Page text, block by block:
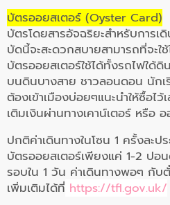
บัตรออยสเตอร์ (Oyster Card)
บัตรโดยสารอัจฉริยะสำหรับการเ
บัดนี้จะสะดวกสบายสามารถที่จะใ
บัตรออยสเตอร์ใช้ได้ทั้งรถไฟใด้
บนดินบางสาย ชาวลอนดอน นัก
ต้องเข้าเมืองบ่อยๆแนะนำให้ซื้อไ
เติมเงินผ่านทางเคาน์เตอร์ หรือ
ปกติค่าเดินทางในโซน 1 ครั้งละ
บัตรออยสเตอร์เพียงแค่ 1-2 ปอ
รอบใน 1 วัน ค่าเดินทางพอๆ กับ
เพิ่มเติมได้ที่ https://tfl.gov.uk/